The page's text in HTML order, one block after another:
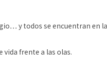
y todos se encuentran en
vida frente a las olas.